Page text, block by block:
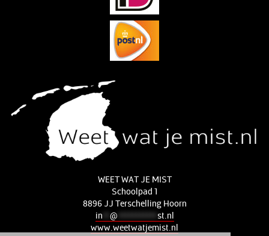
WEET WAT JE MIST
Schoolpad 1
8896 JJ Terschelling Hoorn
in
@
st.nl
www.weetwatjemist.nl